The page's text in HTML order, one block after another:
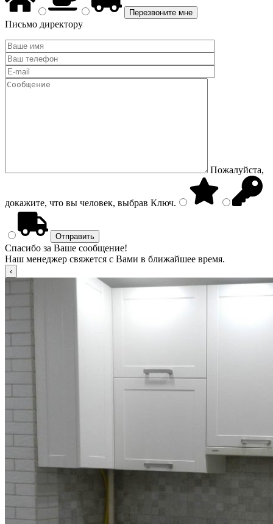
Письмо директору
Пожалуйста,
докажите, что вы человек, выбрав Ключ.
Спасибо за Ваше сообщение!
Наш менеджер свяжется с Вами в ближайшее время.